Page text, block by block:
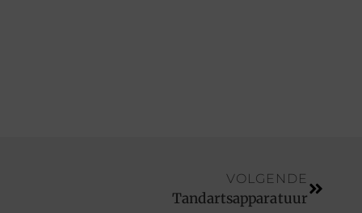
VOLGENDE
Tandartsapparatuur